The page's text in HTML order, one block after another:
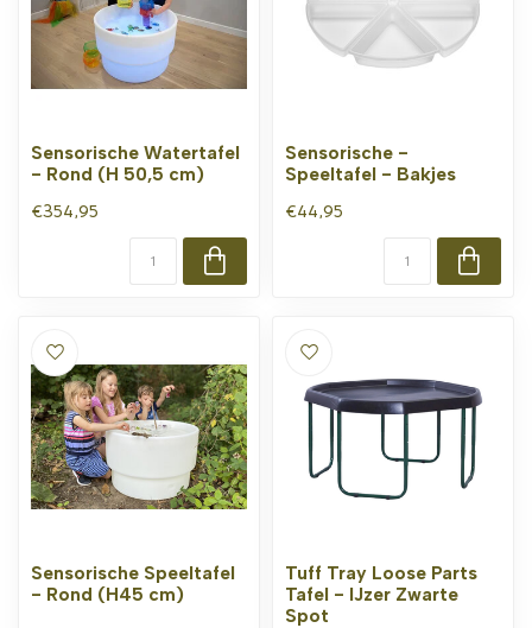
Sensorische Watertafel
- Rond (H 50,5 cm)
€354,95
Sensorische -
Speeltafel - Bakjes
€44,95
Sensorische Speeltafel
- Rond (H45 cm)
Tuff Tray Loose Parts
Tafel - IJzer Zwarte
Spot